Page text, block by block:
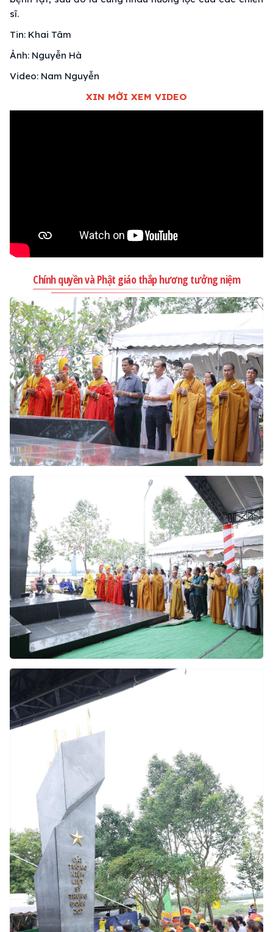
sĩ.
Tin: Khai Tâm
Ảnh: Nguyễn Hà
Video: Nam Nguyễn
XIN MỜI XEM VIDEO
Chính quyền và Phật giáo thắp hương tưởng niệm